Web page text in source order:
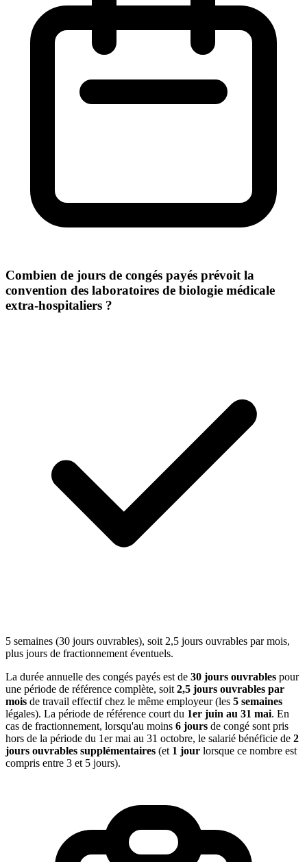
Combien de jours de congés payés prévoit la
convention des laboratoires de biologie médicale
extra-hospitaliers ?
5 semaines (30 jours ouvrables), soit 2,5 jours ouvrables par mois,
plus jours de fractionnement éventuels.
La durée annuelle des congés payés est de 30 jours ouvrables pour
une période de référence complète, soit 2,5 jours ouvrables par
mois de travail effectif chez le même employeur (les 5 semaines
légales). La période de référence court du 1er juin au 31 mai. En
cas de fractionnement, lorsqu'au moins 6 jours de congé sont pris
hors de la période du 1er mai au 31 octobre, le salarié bénéficie de 2
jours ouvrables supplémentaires (et 1 jour lorsque ce nombre est
compris entre 3 et 5 jours).